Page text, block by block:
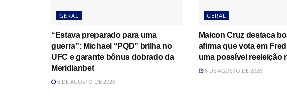
GERAL
“Estava preparado para uma
guerra”: Michael “PQD” brilha no
UFC e garante bônus dobrado da
Meridianbet
6 DE AGOSTO DE 2026
GERAL
Maicon Cruz destaca
afirma que vota em
uma possível reeleição
6 DE AGOSTO DE 2026